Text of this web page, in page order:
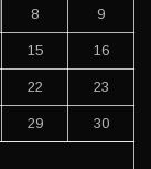
8 9
15 16
22 23
29 30